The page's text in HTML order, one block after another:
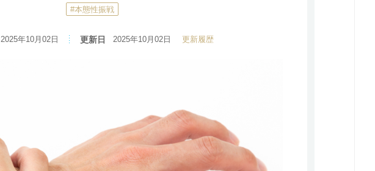
#本態性振戦
2025年10月02日 更新日 2025年10月02日 更新履歴